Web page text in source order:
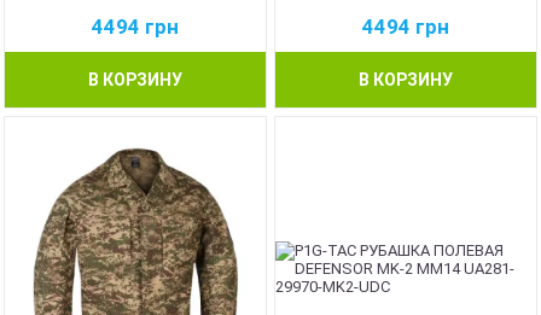
4494 грн
В КОРЗИНУ
4494 грн
В КОРЗИНУ